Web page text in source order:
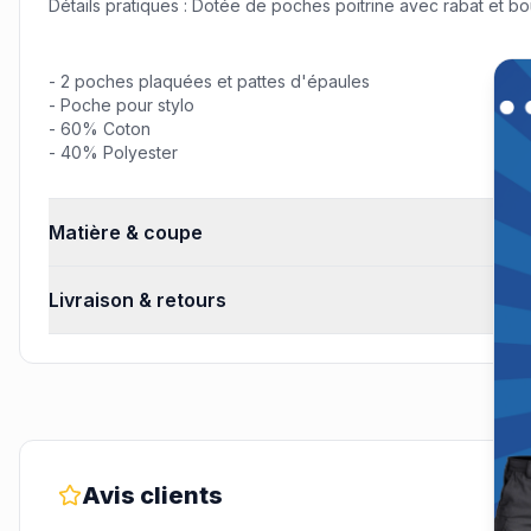
Détails pratiques : Dotée de poches poitrine avec rabat et
- 2 poches plaquées et pattes d'épaules
- Poche pour stylo
- 60% Coton
- 40% Polyester
Matière & coupe
Livraison & retours
Avis clients